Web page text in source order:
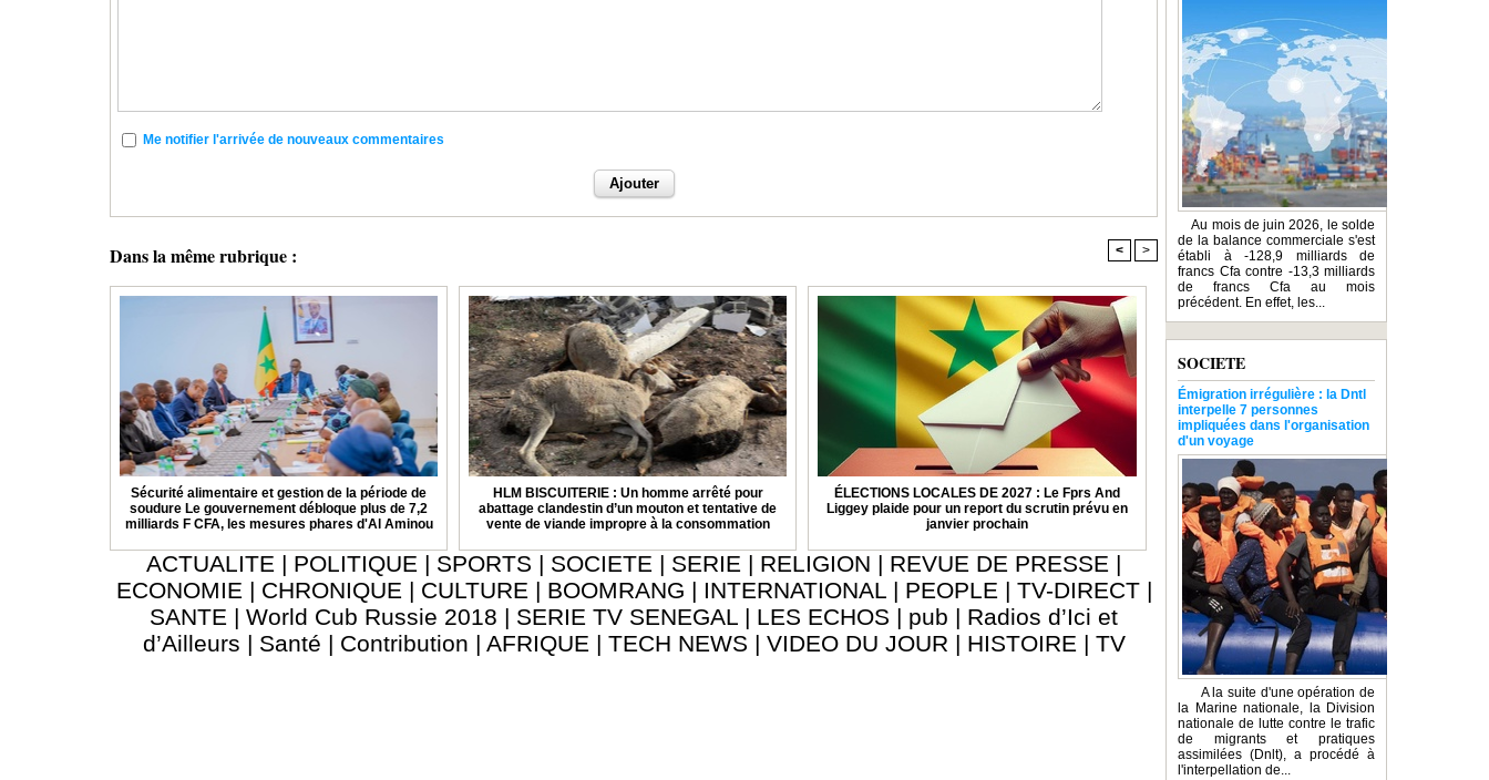
Me notifier l'arrivée de nouveaux commentaires
Dans la même rubrique : < >
Sécurité alimentaire et gestion de la période de
soudure Le gouvernement débloque plus de 7,2
milliards F CFA, les mesures phares d'Al Aminou
HLM BISCUITERIE : Un homme arrêté pour
abattage clandestin d’un mouton et tentative de
vente de viande impropre à la consommation
ÉLECTIONS LOCALES DE 2027 : Le Fprs And
Liggey plaide pour un report du scrutin prévu en
janvier prochain
ACTUALITE | POLITIQUE | SPORTS | SOCIETE | SERIE | RELIGION | REVUE DE PRESSE |
ECONOMIE | CHRONIQUE | CULTURE | BOOMRANG | INTERNATIONAL | PEOPLE | TV-DIRECT |
SANTE | World Cub Russie 2018 | SERIE TV SENEGAL | LES ECHOS | pub | Radios d’Ici et
d’Ailleurs | Santé | Contribution | AFRIQUE | TECH NEWS | VIDEO DU JOUR | HISTOIRE | TV
Au mois de juin 2026, le solde
de la balance commerciale s'est
établi à -128,9 milliards de
francs Cfa contre -13,3 milliards
de francs Cfa au mois
précédent. En effet, les...
SOCIETE
Émigration irrégulière : la Dntl
interpelle 7 personnes
impliquées dans l'organisation
d'un voyage
A la suite d'une opération de
la Marine nationale, la Division
nationale de lutte contre le trafic
de migrants et pratiques
assimilées (Dnlt), a procédé à
l'interpellation de...